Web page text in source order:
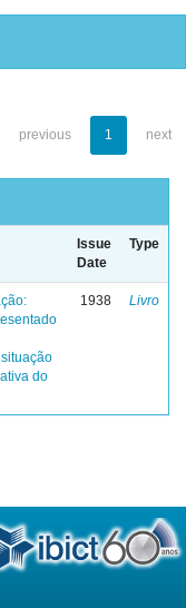
previous 1 next
Issue
Date
Type
do
1938 Livro